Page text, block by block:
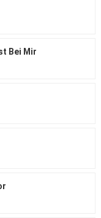
Bei Mir